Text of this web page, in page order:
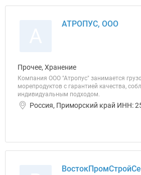
АТРОПУС, ООО
Прочее, Хранение
Компания ООО "Атропус" занимается
морепродуктов с гарантией качества,
индивидуальным подходом.
Россия, Приморский край ИНН: